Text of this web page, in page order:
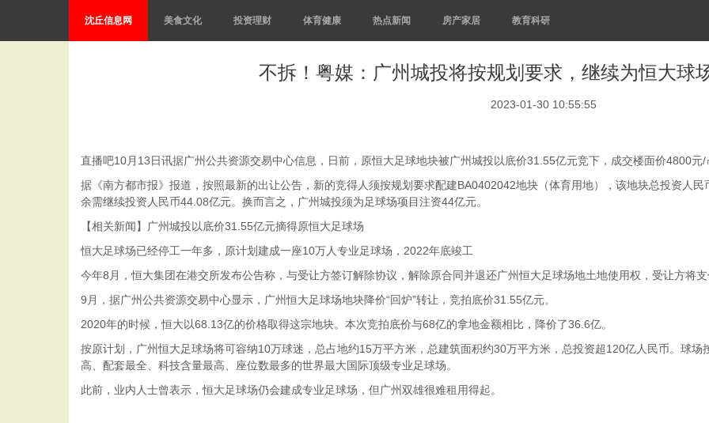
沈丘信息网 美食文化 投资理财 体育健康 热点新闻 房产家居 教育科研
不拆！粤媒：广州城投将按规划要求，继续为恒大球
2023-01-30 10:55:55
直播吧10月13日讯据广州公共资源交易中心信息，日前，原恒大足球地块被广州城投以底价31.55亿元竞下，成交楼面价4800元/
据《南方都市报》报道，按照最新的出让公告，新的竞得人须按规划要求配建BA0402042地块（体育用地），该地块总投资人
余需继续投资人民币44.08亿元。换而言之，广州城投须为足球场项目注资44亿元。
【相关新闻】广州城投以底价31.55亿元摘得原恒大足球场
恒大足球场已经停工一年多，原计划建成一座10万人专业足球场，2022年底竣工
今年8月，恒大集团在港交所发布公告称，与受让方签订解除协议，解除原合同并退还广州恒大足球场地土地使用权，受让方将
9月，据广州公共资源交易中心显示，广州恒大足球场地块降价“回炉”转让，竞拍底价31.55亿元。
2020年的时候，恒大以68.13亿的价格取得这宗地块。本次竞拍底价与68亿的拿地金额相比，降价了36.6亿。
按原计划，广州恒大足球场将可容纳10万球迷，总占地约15万平方米，总建筑面积约30万平方米，总投资超120亿人民币。球
高、配套最全、科技含量最高、座位数最多的世界最大国际顶级专业足球场。
此前，业内人士曾表示，恒大足球场仍会建成专业足球场，但广州双雄很难租用得起。